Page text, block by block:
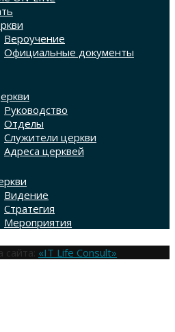
Вероучение
Официальные документы
Руководство
Отделы
Служители церкви
Адреса церквей
Видение
Стратегия
Мероприятия
«IT Life Consult»